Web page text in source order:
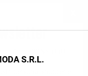
S.R.L.
in negozio!
personal shopper e